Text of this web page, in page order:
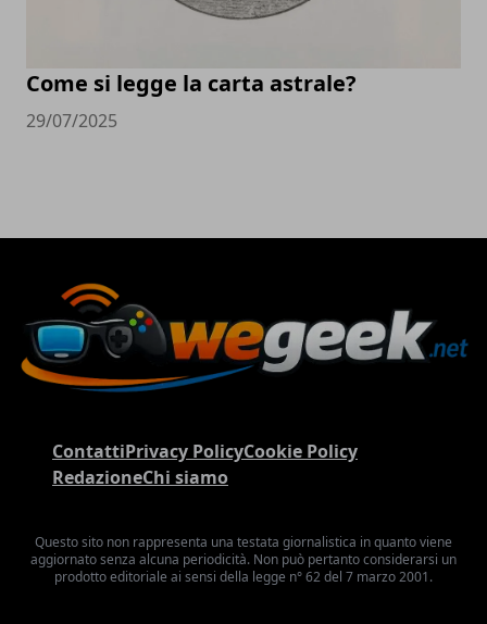
Come si legge la carta astrale?
29/07/2025
ContattiPrivacy PolicyCookie Policy
RedazioneChi siamo
Questo sito non rappresenta una testata giornalistica in quanto viene
aggiornato senza alcuna periodicità. Non può pertanto considerarsi un
prodotto editoriale ai sensi della legge n° 62 del 7 marzo 2001.